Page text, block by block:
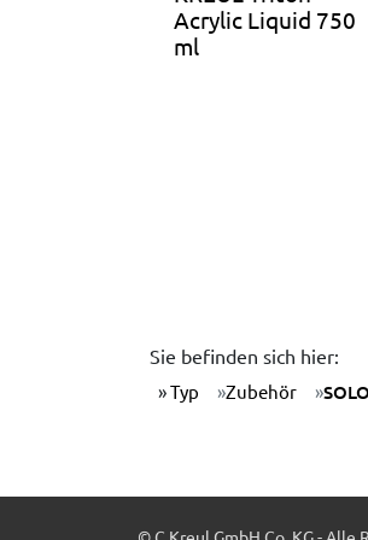
Acrylic Liquid 750
ml
Sie befinden sich hier:
Typ Zubehör